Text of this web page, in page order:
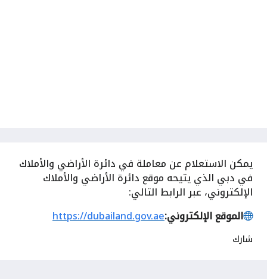
يمكن الاستعلام عن معاملة في دائرة الأراضي والأملاك
في دبي الذي يتيحه موقع دائرة الأراضي والأملاك
الإلكتروني، عبر الرابط التالي:
الموقع الإلكتروني:https://dubailand.gov.ae
شارك